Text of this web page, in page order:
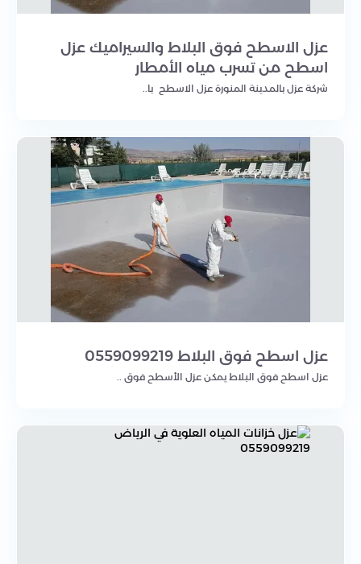
عزل الاسطح فوق البلاط والسيراميك عزل
اسطح من تسرب مياه الأمطار
شركة عزل بالمدينة المنورة عزل الاسطح با..
عزل اسطح فوق البلاط 0559099219
عزل اسطح فوق البلاط يمكن عزل الأسطح فوق ..